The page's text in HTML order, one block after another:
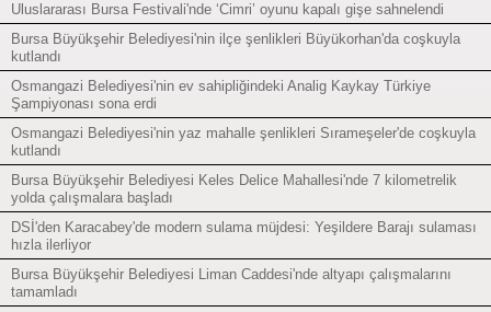
Uluslararası Bursa Festivali'nde ‘Cimri’ oyunu kapalı gişe sahnelendi
Bursa Büyükşehir Belediyesi'nin ilçe şenlikleri Büyükorhan'da coşkuyla
kutlandı
Osmangazi Belediyesi'nin ev sahipliğindeki Analig Kaykay Türkiye
Şampiyonası sona erdi
Osmangazi Belediyesi'nin yaz mahalle şenlikleri Sırameşeler'de coşkuyla
kutlandı
Bursa Büyükşehir Belediyesi Keles Delice Mahallesi'nde 7 kilometrelik
yolda çalışmalara başladı
DSİ'den Karacabey'de modern sulama müjdesi: Yeşildere Barajı sulaması
hızla ilerliyor
Bursa Büyükşehir Belediyesi Liman Caddesi'nde altyapı çalışmalarını
tamamladı